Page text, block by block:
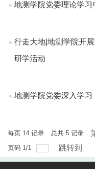
地测学院党委理论学
行走大地|地测学院开
研学活动
地测学院党委深入学习
每页 14 记录 总共 5 记录
页码 1/1 跳转到